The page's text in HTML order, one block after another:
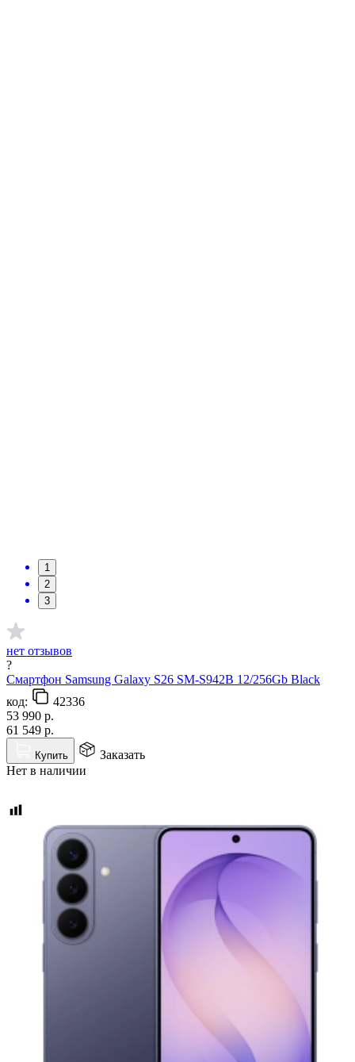
1
2
3
нет отзывов
?
Смартфон Samsung Galaxy S26 SM-S942B 12/256Gb Black
код:
42336
53 990 р.
61 549 р.
Купить
Заказать
Нет в наличии